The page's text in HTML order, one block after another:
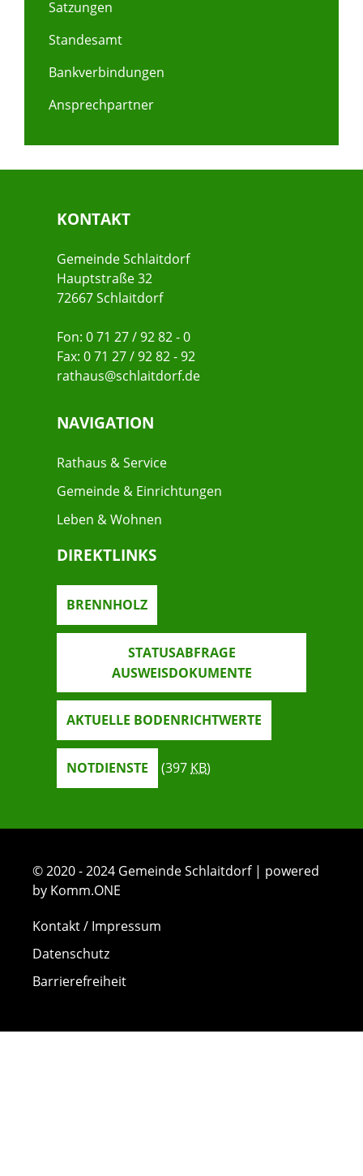
Satzungen
Standesamt
Bankverbindungen
Ansprechpartner
KONTAKT
Gemeinde Schlaitdorf
Hauptstraße 32
72667 Schlaitdorf
Fon: 0 71 27 / 92 82 - 0
Fax: 0 71 27 / 92 82 - 92
rathaus@schlaitdorf.de
NAVIGATION
Rathaus & Service
Gemeinde & Einrichtungen
Leben & Wohnen
DIREKTLINKS
BRENNHOLZ
STATUSABFRAGE
AUSWEISDOKUMENTE
AKTUELLE BODENRICHTWERTE
NOTDIENSTE (397 KB)
© 2020 - 2024 Gemeinde Schlaitdorf | powered
by Komm.ONE
Kontakt / Impressum
Datenschutz
Barrierefreiheit